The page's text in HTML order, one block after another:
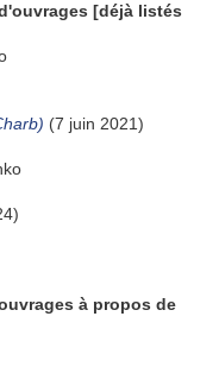
[déjà listés
(7 juin 2021)
à propos de